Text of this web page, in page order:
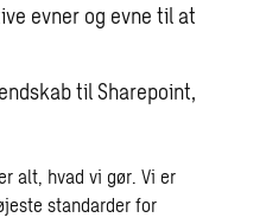
evner og evne til at
til Sharepoint,
alt, hvad vi gør. Vi er
standarder for